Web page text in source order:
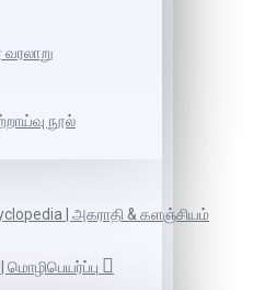
வரலாறு
நூல்
| அகராதி & களஞ்சியம்
மொழிபெயர்ப்பு